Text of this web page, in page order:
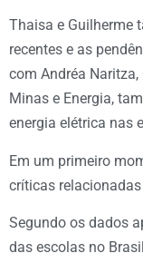
Thaisa e Guilherme
recentes e as
com Andréa
Minas e Energia,
energia elétrica nas
Em um primeiro
críticas
Segundo os dados
das escolas no